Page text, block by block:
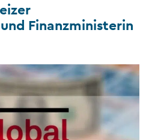
Finanzministerin